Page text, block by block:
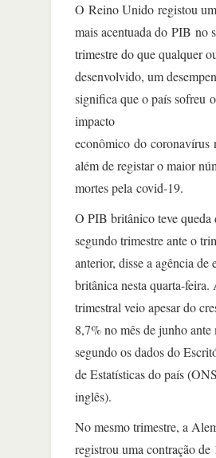
O Reino Unido registou
mais acentuada do PIB no
trimestre do que qualquer
desenvolvido, um
significa que o país sofreu
impacto
econômico do coronavírus
além de registar o maior
mortes pela covid-19.
O PIB britânico teve queda
segundo trimestre ante o
anterior, disse a agência de
britânica nesta quarta-feira.
trimestral veio apesar do
8,7% no mês de junho ante
segundo os dados do
de Estatísticas do país
inglês).
No mesmo trimestre, a
registrou uma contração de